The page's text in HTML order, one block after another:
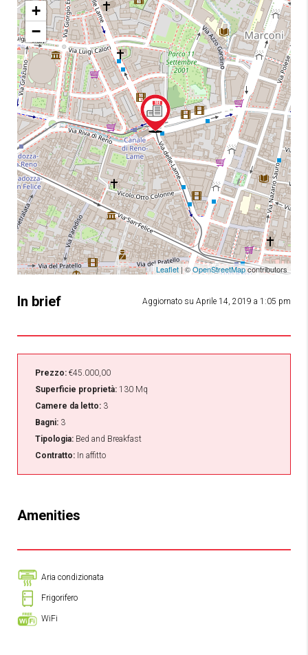
+
−
Leaflet | ©OpenStreetMapcontributors
In brief Aggiornato su Aprile 14, 2019 a 1:05 pm
Prezzo: €45.000,00
Superficie proprietà: 130 Mq
Camere da letto: 3
Bagni: 3
Tipologia: Bed and Breakfast
Contratto: In affitto
Amenities
Aria condizionata
Frigorifero
WiFi